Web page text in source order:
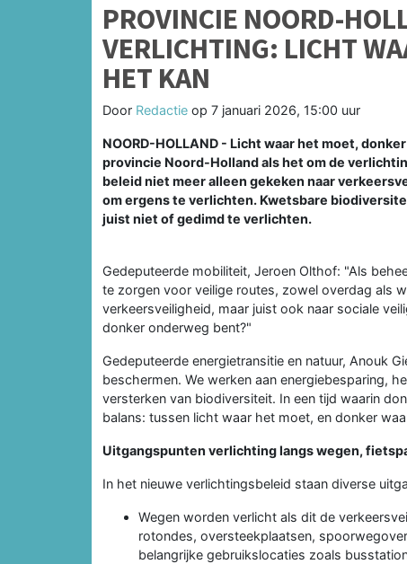
PROVINCIE NOORD-
VERLICHTING: LICHT
HET KAN
Door Redactie op 7 januari 2026, 15:00 uur
NOORD-HOLLAND - Licht waar het moet,
provincie Noord-Holland als het om de
beleid niet meer alleen gekeken naar
om ergens te verlichten. Kwetsbare
juist niet of gedimd te verlichten.
Gedeputeerde mobiliteit, Jeroen Olthof: "Als
te zorgen voor veilige routes, zowel overdag als
verkeersveiligheid, maar juist ook naar sociale
donker onderweg bent?"
Gedeputeerde energietransitie en natuur, Anouk
beschermen. We werken aan energiebesparing,
versterken van biodiversiteit. In een tijd waarin
balans: tussen licht waar het moet, en donker
Uitgangspunten verlichting langs wegen,
In het nieuwe verlichtingsbeleid staan diverse
Wegen worden verlicht als dit de
rotondes, oversteekplaatsen,
belangrijke gebruikslocaties zoals